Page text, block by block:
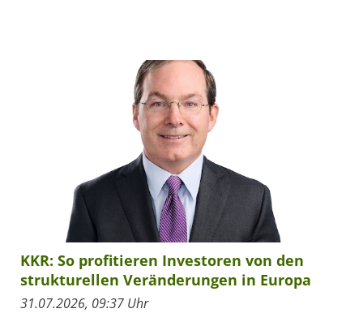
KKR: So profitieren Investoren von den
strukturellen Veränderungen in Europa
31.07.2026, 09:37 Uhr